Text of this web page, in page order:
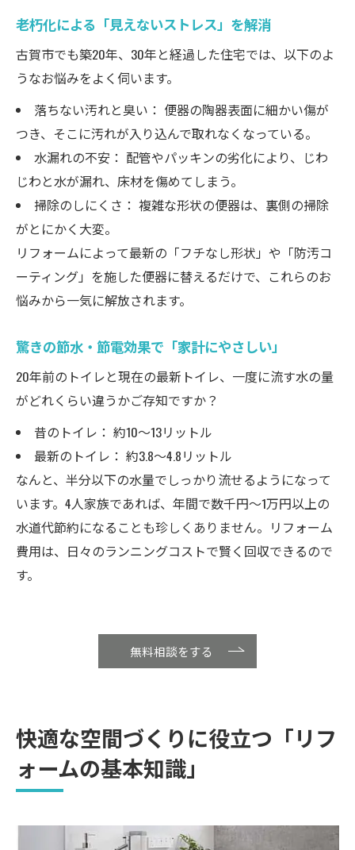
ム」の進め方
複数業者の「比較」は金額以外も見る
りませんか？
老朽化による「見えないストレス」を解消
古賀市でも築20年、30年と経過した住宅では、以下のよ
うなお悩みをよく伺います。
落ちない汚れと臭い： 便器の陶器表面に細かい傷が
つき、そこに汚れが入り込んで取れなくなっている。
水漏れの不安： 配管やパッキンの劣化により、じわ
じわと水が漏れ、床材を傷めてしまう。
掃除のしにくさ： 複雑な形状の便器は、裏側の掃除
がとにかく大変。
リフォームによって最新の「フチなし形状」や「防汚コ
ーティング」を施した便器に替えるだけで、これらのお
悩みから一気に解放されます。
驚きの節水・節電効果で「家計にやさしい」
20年前のトイレと現在の最新トイレ、一度に流す水の量
がどれくらい違うかご存知ですか？
昔のトイレ： 約10〜13リットル
最新のトイレ： 約3.8〜4.8リットル
なんと、半分以下の水量でしっかり流せるようになって
います。4人家族であれば、年間で数千円〜1万円以上の
水道代節約になることも珍しくありません。リフォーム
費用は、日々のランニングコストで賢く回収できるので
す。
無料相談をする
快適な空間づくりに役立つ「リフ
ォームの基本知識」